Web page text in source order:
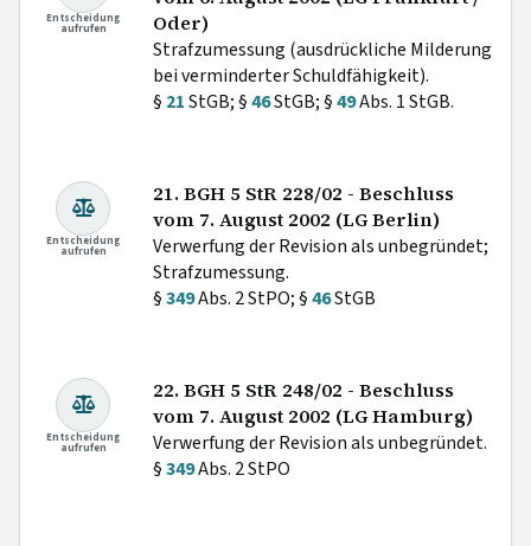
Entscheidung
aufrufen
Oder)
Strafzumessung (ausdrückliche Milderung
bei verminderter Schuldfähigkeit).
§ 21StGB; §46StGB; §49Abs. 1 StGB.
Entscheidung
aufrufen
21. BGH 5 StR 228/02 - Beschluss
vom 7. August 2002 (LG Berlin)
Verwerfung der Revision als unbegründet;
Strafzumessung.
§349Abs. 2 StPO; §46StGB
Entscheidung
aufrufen
22. BGH 5 StR 248/02 - Beschluss
vom 7. August 2002 (LG Hamburg)
Verwerfung der Revision als unbegründet.
§349Abs. 2 StPO